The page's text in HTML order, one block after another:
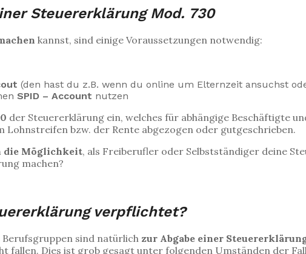
Steuererklärung Mod. 730
kannst, sind einige Voraussetzungen notwendig:
(den hast du z.B. wenn du online um Elternzeit ansuchst
SPID – Account nutzen
der Steuererklärung ein, welches für abhängige Beschäftigte
Lohnstreifen bzw. der Rente abgezogen oder gutgeschrieben.
die Möglichkeit, als Freiberufler oder Selbstständiger deine
machen?
verpflichtet?
sind natürlich zur Abgabe einer
fallen. Dies ist grob gesagt unter folgenden Umständen der